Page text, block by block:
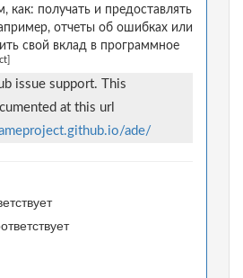
получать и предоставлять
отчеты об ошибках или
свой вклад в программное
issue support. This
at this url
ade/